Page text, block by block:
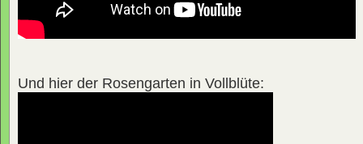
Und hier der Rosengarten in Vollblüte: